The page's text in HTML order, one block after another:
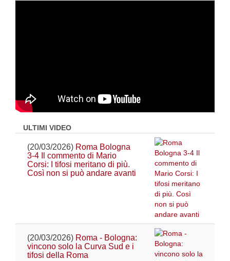
ULTIMI VIDEO
(20/03/2026) Roma Bologna
3-4 Il commento di Mario
Corsi: I tifosi meritano di più.
Così non si può andare avanti
(20/03/2026) Roma - Bologna:
vincono solo la Curva Sud e i
tifosi della Roma